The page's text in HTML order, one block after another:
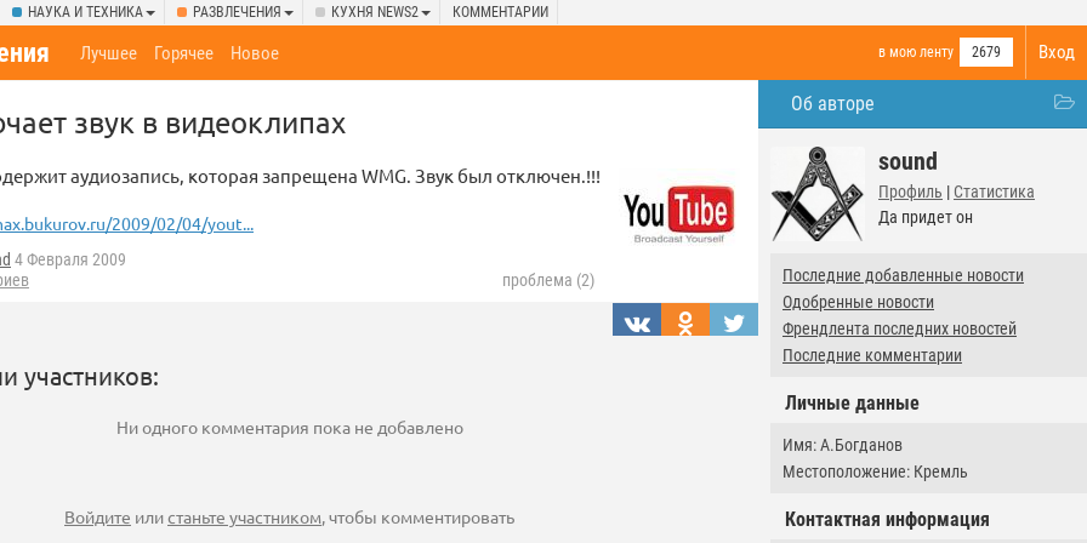
НАУКА И ТЕХНИКА РАЗВЛЕЧЕНИЯ КУХНЯ NEWS2 КОММЕНТАРИИ
Вход
в мою ленту 2679
Лучшее Горячее Новое
Об авторе
sound
Профиль | Статистика
Да придет он
Последние добавленные новости
Одобренные новости
Френдлента последних новостей
Последние комментарии
Личные данные
Имя: А.Богданов
Местоположение: Кремль
Контактная информация
звук в видеоклипах
аудиозапись, которая запрещена WMG. Звук был отключен.!!!
2009/02/04/yout...
4 Февраля 2009
проблема (2)
участников:
Ни одного комментария пока не добавлено
Войдите илистаньте участником, чтобы комментировать